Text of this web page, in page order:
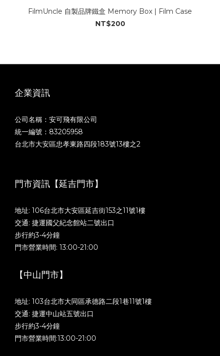
FilmUncle 自製品牌鐵盒 Memory Box | Film Case
NT$200
企業資訊
公司名稱：安可飛有限公司
統一編號：83205958
台北市大安區忠孝東路四段183號13樓之2
門市資訊【延吉門市】
地址: 106台北市大安區延吉街153之11號1樓
交通: 捷運國父紀念館站二號出口
步行約3-4分鐘
門市營業時間: 13:00-21:00
【中山門市】
地址: 103台北市大同區承德路二段1巷11號1樓
交通: 捷運中山站五號出口
步行約3-4分鐘
門市營業時間:13:00-21:00